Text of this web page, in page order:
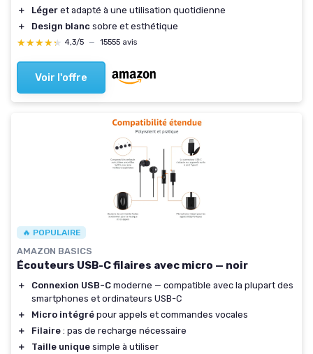
＋
Léger et adapté à une utilisation quotidienne
＋
Design blanc sobre et esthétique
★★★★★
★★★★★ 4,3/5 — 15555 avis
Voir l'offre
🔥 POPULAIRE
AMAZON BASICS
Écouteurs USB-C filaires avec micro — noir
＋ Connexion USB-C moderne — compatible avec la plupart des
smartphones et ordinateurs USB-C
＋
Micro intégré pour appels et commandes vocales
＋
Filaire : pas de recharge nécessaire
＋
Taille unique simple à utiliser